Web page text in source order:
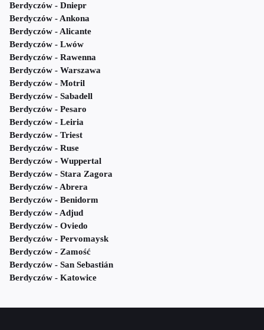
Berdyczów - Dniepr
Berdyczów - Ankona
Berdyczów - Alicante
Berdyczów - Lwów
Berdyczów - Rawenna
Berdyczów - Warszawa
Berdyczów - Motril
Berdyczów - Sabadell
Berdyczów - Pesaro
Berdyczów - Leiria
Berdyczów - Triest
Berdyczów - Ruse
Berdyczów - Wuppertal
Berdyczów - Stara Zagora
Berdyczów - Abrera
Berdyczów - Benidorm
Berdyczów - Adjud
Berdyczów - Oviedo
Berdyczów - Pervomaysk
Berdyczów - Zamość
Berdyczów - San Sebastián
Berdyczów - Katowice